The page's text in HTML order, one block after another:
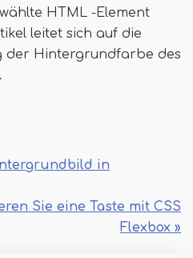
HTML -Element
leitet sich auf die
der Hintergrundfarbe des
in
Sie eine Taste mit CSS
Flexbox »